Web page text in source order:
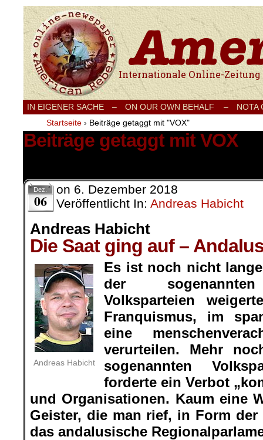
Internationale Onlinezeitung für Frieden,
IN EIGENER SACHE – ON OUR OWN BEHALF –
NOTA
Startseite › Beiträge getaggt mit "VOX"
Beiträge getaggt mit VOX
Dez.
06
on 6. Dezember 2018
Veröffentlicht In: Andreas Habicht
Andreas Habicht
Die Saat ging auf –
Andreas Habicht
Es ist noch nicht
der sogenannten
Volksparteien
Franquismus, im
eine
verurteilen. Mehr
sogenannten
forderte ein Verbot
und Organisationen. Kaum eine
Geister, die man rief, in Form der
das andalusische